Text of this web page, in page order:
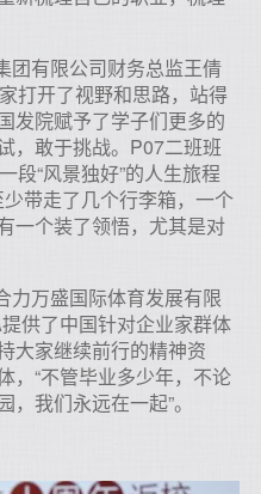
团有限公司财务总监王倩
打开了视野和思路，站得
发院赋予了学子们更多的
，敢于挑战。P07二班班
段“风景独好”的人生旅程
带走了几个行李箱，一个
一个装了领悟，尤其是对
力万盛国际体育发展有限
供了中国针对企业家群体
大家继续前行的精神资
，“不管毕业多少年，不论
我们永远在一起”。